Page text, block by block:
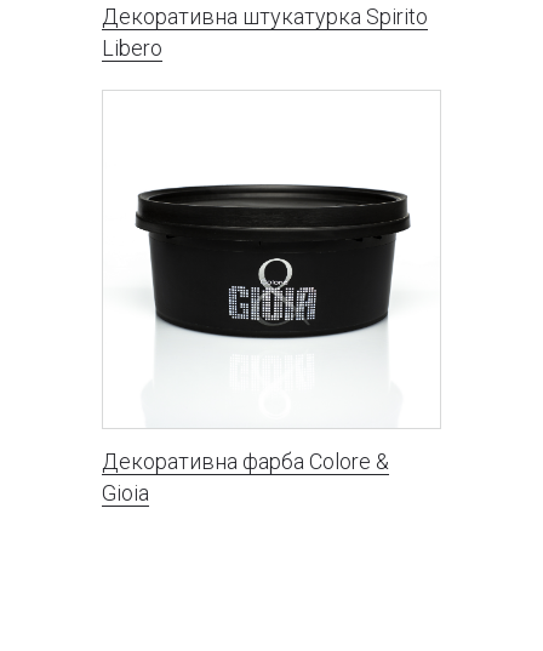
Декоративна штукатурка Spirito
Libero
Декоративна фарба Сolore &
Gioia